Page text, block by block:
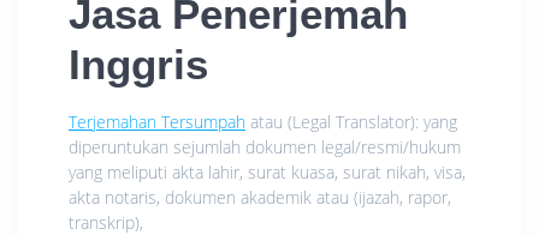
Jasa Penerjemah
Inggris
Terjemahan Tersumpah atau (Legal Translator): yang
diperuntukan sejumlah dokumen legal/resmi/hukum
yang meliputi akta lahir, surat kuasa, surat nikah, visa,
akta notaris, dokumen akademik atau (ijazah, rapor,
transkrip),